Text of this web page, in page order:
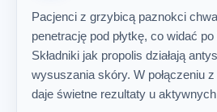
Pacjenci z grzybicą paznokci
penetrację pod płytkę, co widać
Składniki jak propolis działają
wysuszania skóry. W połączeniu
daje świetne rezultaty u